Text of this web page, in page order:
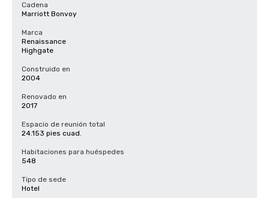
Cadena
Marriott Bonvoy
Marca
Renaissance
Highgate
Construido en
2004
Renovado en
2017
Espacio de reunión total
24.153 pies cuad.
Habitaciones para huéspedes
548
Tipo de sede
Hotel